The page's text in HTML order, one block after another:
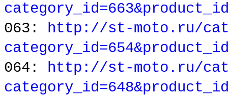
063: http://st-moto.ru/
064: http://st-moto.ru/